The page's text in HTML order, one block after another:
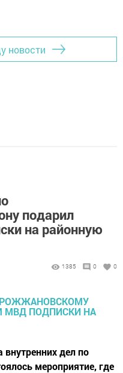
новости
подарил
на районную
1385 0 0
внутренних дел по
мероприятие, где